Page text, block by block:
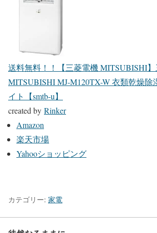
送料無料！！【三菱電機 MITSUBISHI
MITSUBISHI MJ-M120TX-W 衣類乾燥除
イト【smtb-u】
created by Rinker
Amazon
楽天市場
Yahooショッピング
カテゴリー: 家電